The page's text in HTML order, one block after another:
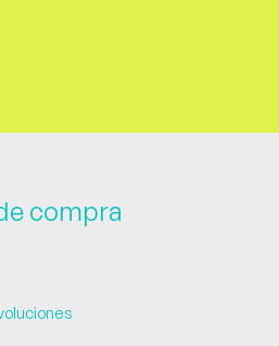
compra